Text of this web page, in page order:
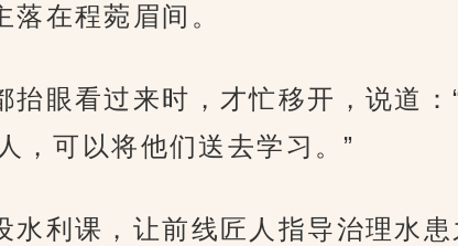
在程菀眉间。
眼看过来时，才忙移开，说道：
，可以将他们送去学习。”
利课，让前线匠人指导治理水患